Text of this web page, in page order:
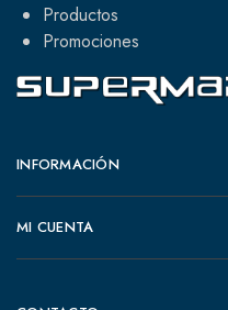
Productos
Promociones
INFORMACIÓN
MI CUENTA